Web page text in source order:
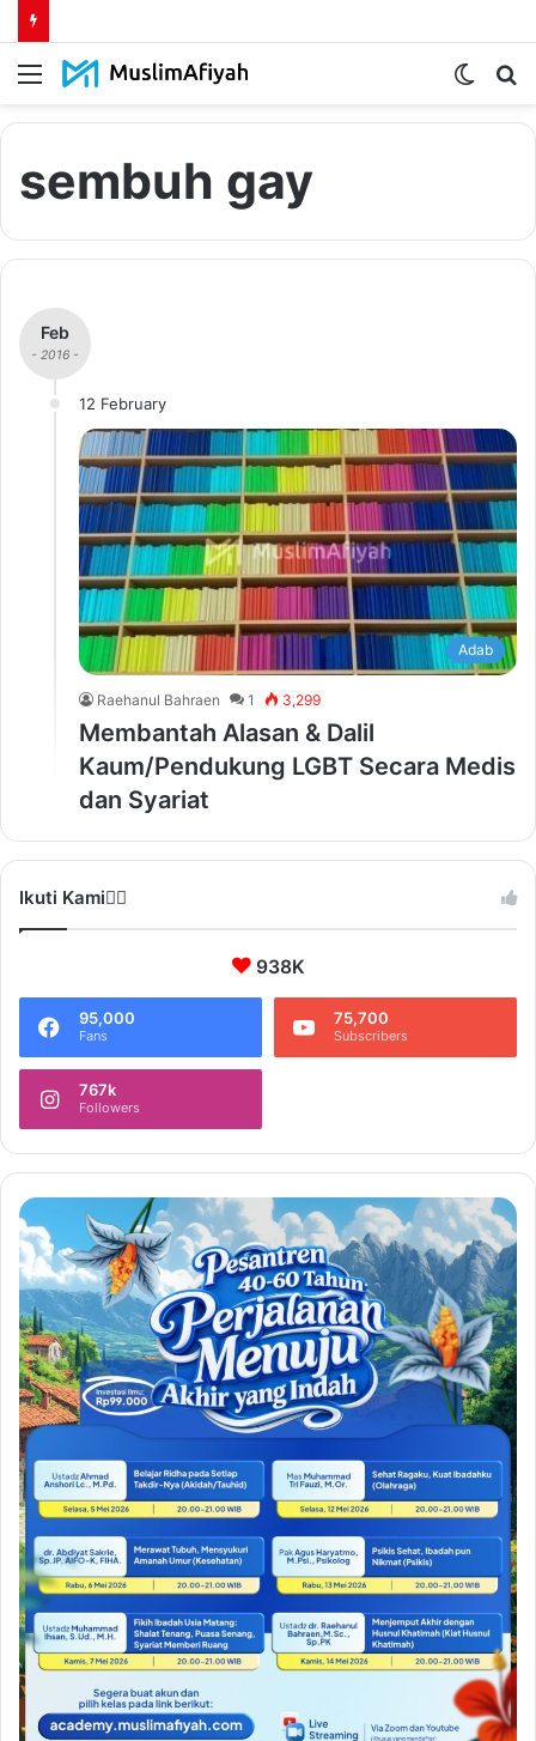
Menu
Switch
sembuh gay
Feb
- 2016 -
12 February
Adab
Raehanul Bahraen 1 3,299
Membantah Alasan & Dalil
Kaum/Pendukung LGBT Secara Medis
dan Syariat
Ikuti Kami❤️‍🔥
938K
95,000
Fans
75,700
Subscribers
767k
Followers